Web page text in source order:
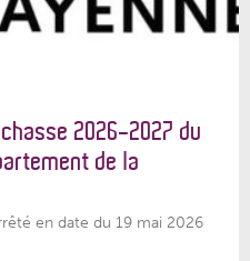
2026-2027 du
de la
en date du 19 mai 2026